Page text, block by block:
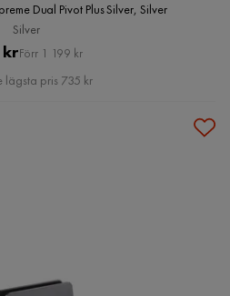
Dual Pivot Plus Silver, Silver
Silver
Pris
kr Original
Pris
Förr 1 199 kr
lägsta pris 735 kr